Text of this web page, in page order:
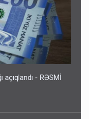
- RƏSMİ